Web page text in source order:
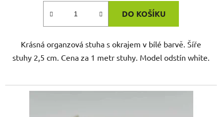
DO KOŠÍKU
Krásná organzová stuha s okrajem v bílé barvě. Šíře
stuhy 2,5 cm. Cena za 1 metr stuhy. Model odstín white.